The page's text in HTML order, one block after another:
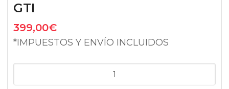
GTI
399,00€
*IMPUESTOS Y ENVÍO INCLUIDOS
ADMISIÓN